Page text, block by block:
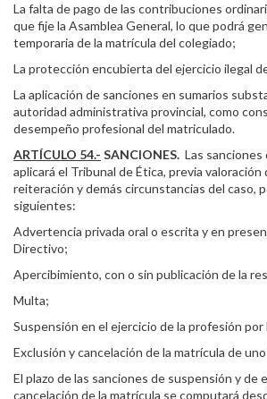
La falta de pago de las contribuciones
que fije la Asamblea General, lo que podrá
temporaria de la matrícula del colegiado;
La protección encubierta del ejercicio ilegal
La aplicación de sanciones en sumarios
autoridad administrativa provincial, como
desempeño profesional del matriculado.
ARTÍCULO 54.- SANCIONES. Las sanciones
aplicará el Tribunal de Ética, previa valoración
reiteración y demás circunstancias del caso,
siguientes:
Advertencia privada oral o escrita y en
Directivo;
Apercibimiento, con o sin publicación de la
Multa;
Suspensión en el ejercicio de la profesión por
Exclusión y cancelación de la matrícula de
El plazo de las sanciones de suspensión y de
cancelación de la matrícula se computará